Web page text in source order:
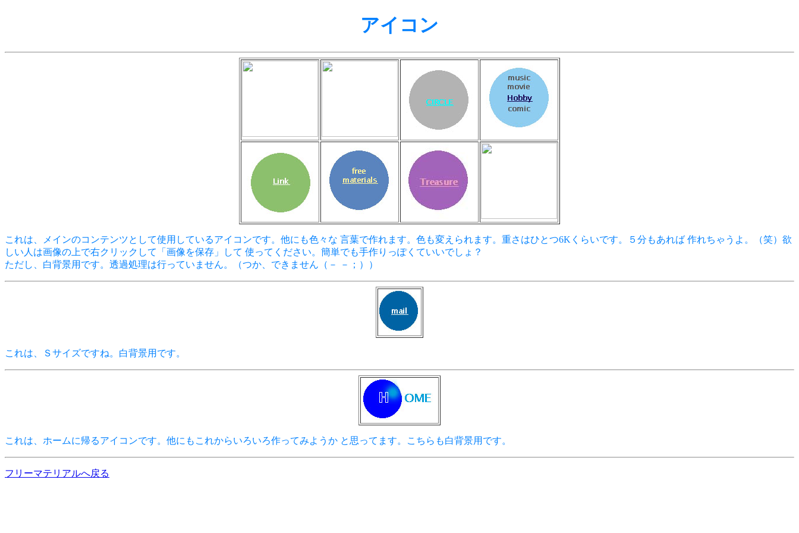
アイコン
これは、メインのコンテンツとして使用しているアイコンです。他にも色々な 言葉で作れます。色も変えられます。重さはひとつ6Kくらいです。５分もあれば 作れちゃうよ。（笑）欲
しい人は画像の上で右クリックして「画像を保存」して 使ってください。簡単でも手作りっぽくていいでしょ？
ただし、白背景用です。透過処理は行っていません。（つか、できません（－ －；））
これは、Ｓサイズですね。白背景用です。
これは、ホームに帰るアイコンです。他にもこれからいろいろ作ってみようか と思ってます。こちらも白背景用です。
フリーマテリアルへ戻る